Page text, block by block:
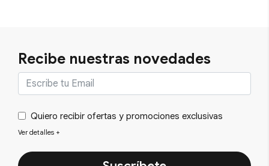
Recibe nuestras novedades
Quiero recibir ofertas y promociones exclusivas
Ver detalles +